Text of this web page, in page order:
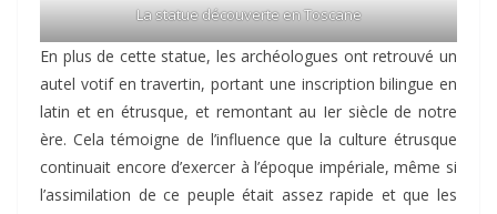
La statue découverte en Toscane
En plus de cette statue, les archéologues ont retrouvé un
autel votif en travertin, portant une inscription bilingue en
latin et en étrusque, et remontant au Ier siècle de notre
ère. Cela témoigne de l’influence que la culture étrusque
continuait encore d’exercer à l’époque impériale, même si
l’assimilation de ce peuple était assez rapide et que les